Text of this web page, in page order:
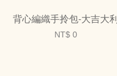
背心編織手拎包-大吉大利
NT$ 0